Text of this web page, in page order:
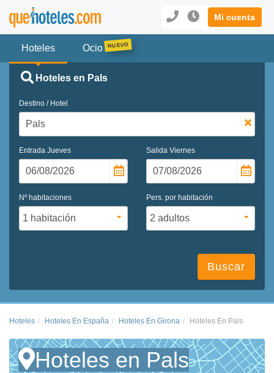
Mi cuenta
Hoteles Ocio
Hoteles en Pals
Destino / Hotel
Entrada Jueves Salida Viernes
Nº habitaciones Pers. por habitación
Buscar
Hoteles Hoteles En España Hoteles En Girona Hoteles En Pals
Hoteles en Pals